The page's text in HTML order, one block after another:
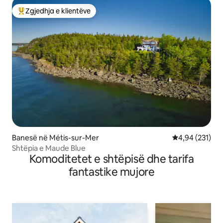
Më të mirat e zgjedhjeve të klientëve
Zgjedhja e klientëve
Banesë në Métis-sur-Mer Vlerësimi
4,94 (231)
Shtëpia e Maude Blue
Komoditetet e shtëpisë dhe tarifa
fantastike mujore